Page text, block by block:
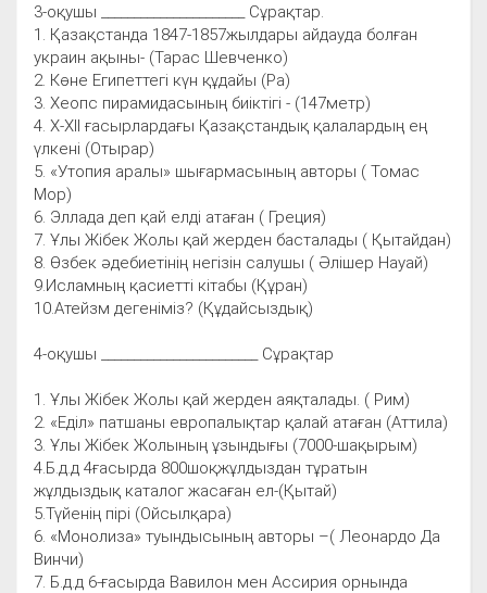
3-оқушы ______________________ Сұрақтар.
1. Қазақстанда 1847-1857жылдары айдауда болған
украин ақыны- (Тарас Шевченко)
2. Көне Египеттегі күн құдайы (Ра)
3. Хеопс пирамидасының биіктігі - (147метр)
4. X-XII ғасырлардағы Қазақстандық қалалардың ең
үлкені (Отырар)
5. «Утопия аралы» шығармасының авторы ( Томас
Мор)
6. Эллада деп қай елді атаған ( Греция)
7. Ұлы Жібек Жолы қай жерден басталады ( Қытайдан)
8. Өзбек әдебиетінің негізін салушы ( Әлішер Науай)
9.Исламның қасиетті кітабы (Құран)
10.Атейзм дегеніміз? (Құдайсыздық)
4-оқушы ________________________ Сұрақтар
1. Ұлы Жібек Жолы қай жерден аяқталады. ( Рим)
2. «Еділ» патшаны европалықтар қалай атаған (Аттила)
3. Ұлы Жібек Жолының ұзындығы (7000-шақырым)
4.Б.д.д 4ғасырда 800шоқжұлдыздан тұратын
жұлдыздық каталог жасаған ел-(Қытай)
5.Түйенің пірі (Ойсылқара)
6. «Монолиза» туындысының авторы –( Леонардо Да
Винчи)
7. Б.д.д 6-ғасырда Вавилон мен Ассирия орнында